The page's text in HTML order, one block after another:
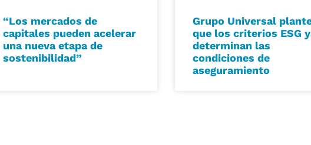
“Los mercados de
capitales pueden acelerar
una nueva etapa de
sostenibilidad”
Grupo Universal
que los criterios ESG
determinan las
condiciones de
aseguramiento